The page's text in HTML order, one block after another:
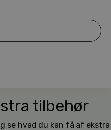
tilbehør
se hvad du kan få af ekstra